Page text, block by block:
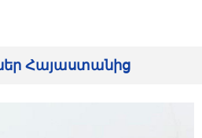
Հայաստանից